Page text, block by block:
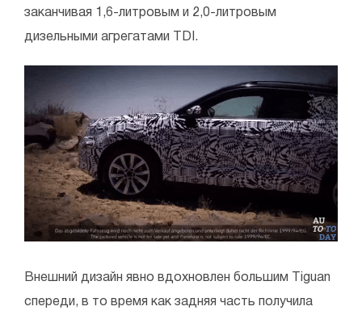
заканчивая 1,6-литровым и 2,0-литровым
дизельными агрегатами TDI.
Внешний дизайн явно вдохновлен большим Tiguan
спереди, в то время как задняя часть получила